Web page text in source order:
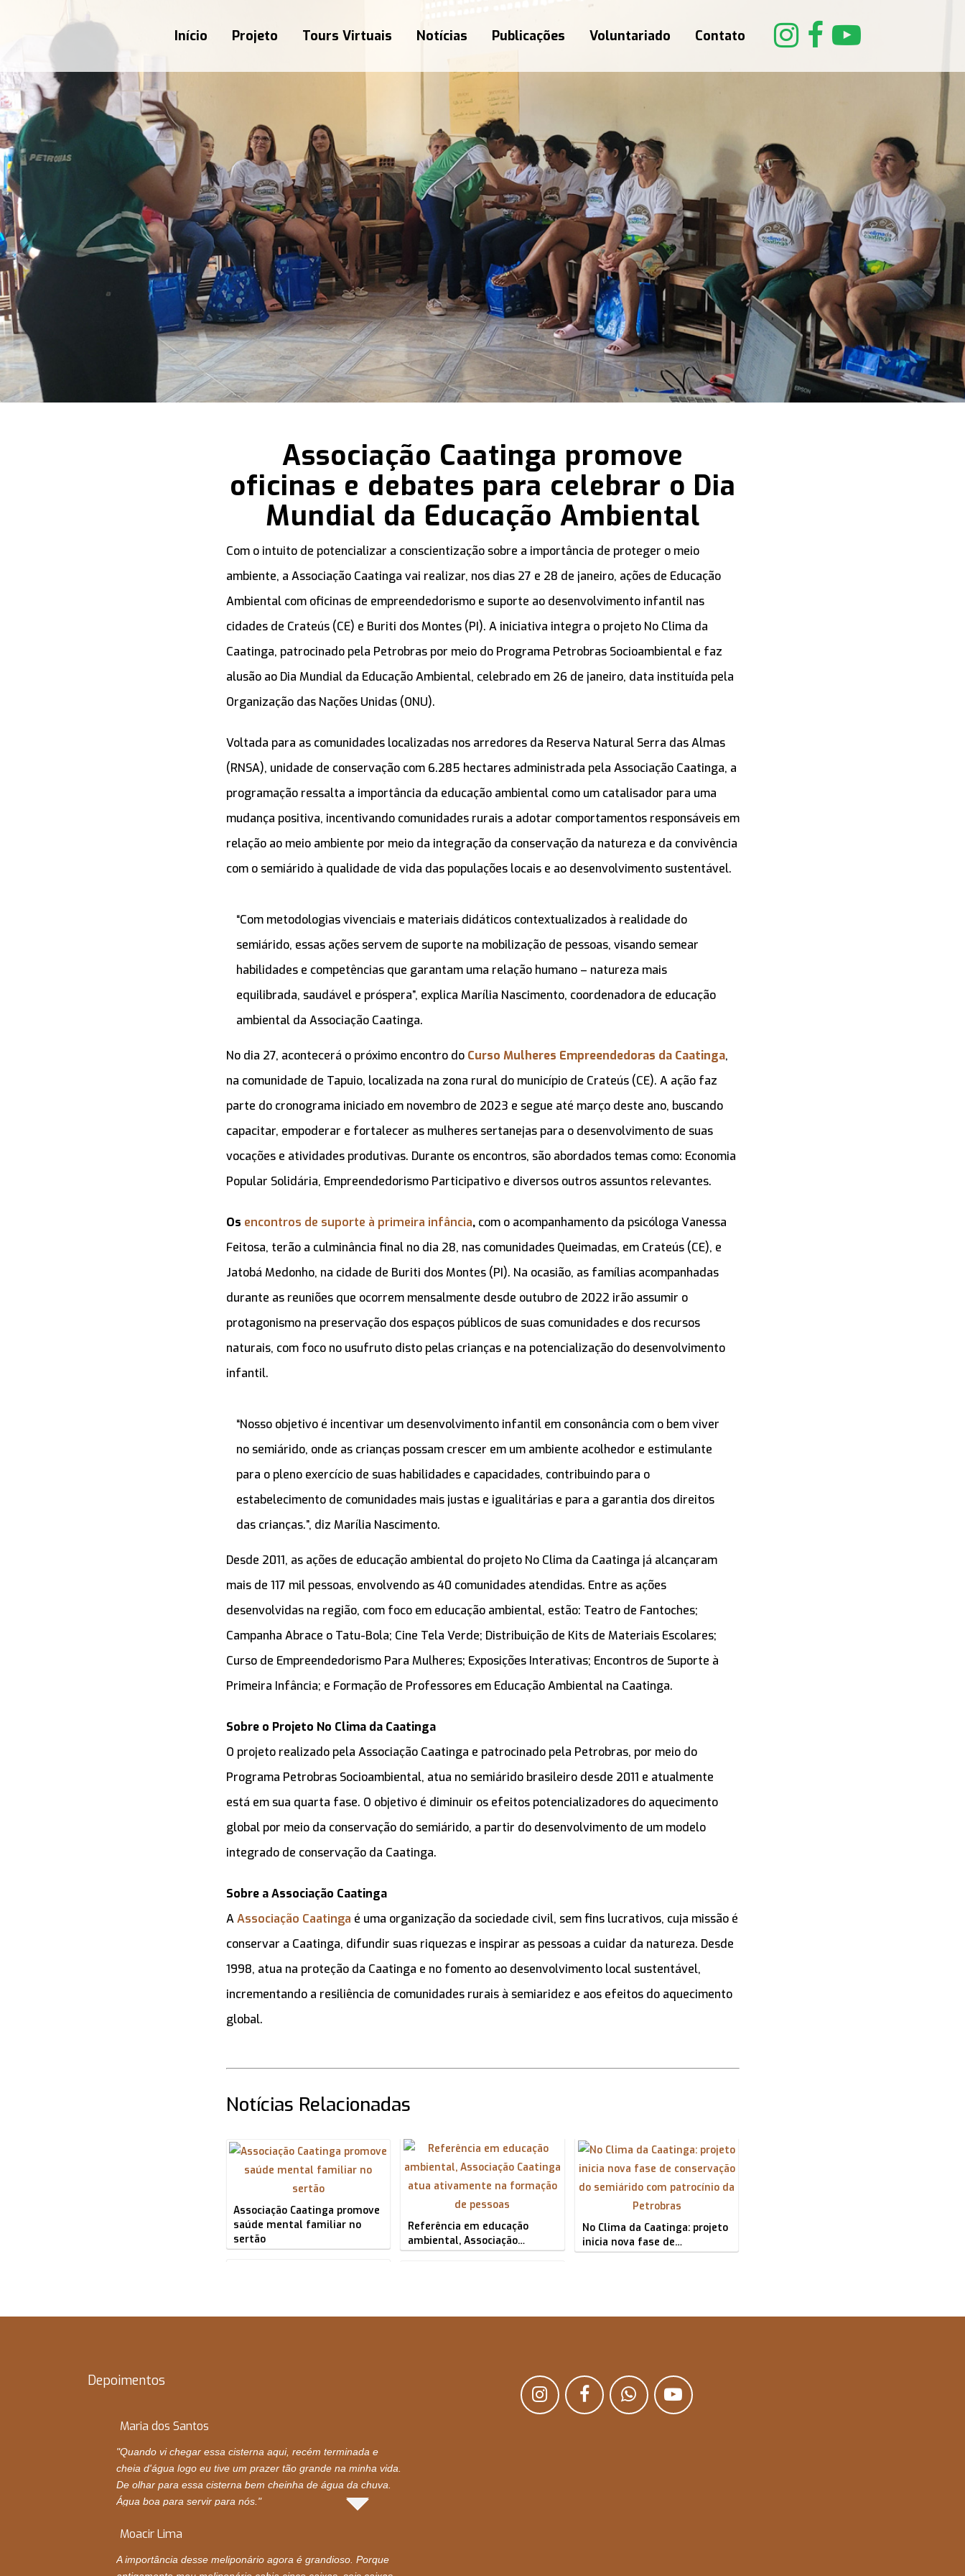
Início Projeto Tours Virtuais Notícias Publicações Voluntariado Contato
Associação Caatinga promove
oficinas e debates para celebrar o Dia
Mundial da Educação Ambiental
Com o intuito de potencializar a conscientização sobre a importância de proteger o meio
ambiente, a Associação Caatinga vai realizar, nos dias 27 e 28 de janeiro, ações de Educação
Ambiental com oficinas de empreendedorismo e suporte ao desenvolvimento infantil nas
cidades de Crateús (CE) e Buriti dos Montes (PI). A iniciativa integra o projeto No Clima da
Caatinga, patrocinado pela Petrobras por meio do Programa Petrobras Socioambiental e faz
alusão ao Dia Mundial da Educação Ambiental, celebrado em 26 de janeiro, data instituída pela
Organização das Nações Unidas (ONU).
Voltada para as comunidades localizadas nos arredores da Reserva Natural Serra das Almas
(RNSA), unidade de conservação com 6.285 hectares administrada pela Associação Caatinga, a
programação ressalta a importância da educação ambiental como um catalisador para uma
mudança positiva, incentivando comunidades rurais a adotar comportamentos responsáveis em
relação ao meio ambiente por meio da integração da conservação da natureza e da convivência
com o semiárido à qualidade de vida das populações locais e ao desenvolvimento sustentável.
“Com metodologias vivenciais e materiais didáticos contextualizados à realidade do
semiárido, essas ações servem de suporte na mobilização de pessoas, visando semear
habilidades e competências que garantam uma relação humano – natureza mais
equilibrada, saudável e próspera”, explica Marília Nascimento, coordenadora de educação
ambiental da Associação Caatinga.
No dia 27, acontecerá o próximo encontro do Curso Mulheres Empreendedoras da Caatinga,
na comunidade de Tapuio, localizada na zona rural do município de Crateús (CE). A ação faz
parte do cronograma iniciado em novembro de 2023 e segue até março deste ano, buscando
capacitar, empoderar e fortalecer as mulheres sertanejas para o desenvolvimento de suas
vocações e atividades produtivas. Durante os encontros, são abordados temas como: Economia
Popular Solidária, Empreendedorismo Participativo e diversos outros assuntos relevantes.
Os encontros de suporte à primeira infância,com o acompanhamento da psicóloga Vanessa
Feitosa, terão a culminância final no dia 28, nas comunidades Queimadas, em Crateús (CE), e
Jatobá Medonho, na cidade de Buriti dos Montes (PI). Na ocasião, as famílias acompanhadas
durante as reuniões que ocorrem mensalmente desde outubro de 2022 irão assumir o
protagonismo na preservação dos espaços públicos de suas comunidades e dos recursos
naturais, com foco no usufruto disto pelas crianças e na potencialização do desenvolvimento
infantil.
“Nosso objetivo é incentivar um desenvolvimento infantil em consonância com o bem viver
no semiárido, onde as crianças possam crescer em um ambiente acolhedor e estimulante
para o pleno exercício de suas habilidades e capacidades, contribuindo para o
estabelecimento de comunidades mais justas e igualitárias e para a garantia dos direitos
das crianças.”, diz Marília Nascimento.
Desde 2011, as ações de educação ambiental do projeto No Clima da Caatinga já alcançaram
mais de 117 mil pessoas, envolvendo as 40 comunidades atendidas. Entre as ações
desenvolvidas na região, com foco em educação ambiental, estão: Teatro de Fantoches;
Campanha Abrace o Tatu-Bola; Cine Tela Verde; Distribuição de Kits de Materiais Escolares;
Curso de Empreendedorismo Para Mulheres; Exposições Interativas; Encontros de Suporte à
Primeira Infância; e Formação de Professores em Educação Ambiental na Caatinga.
Sobre o Projeto No Clima da Caatinga
O projeto realizado pela Associação Caatinga e patrocinado pela Petrobras, por meio do
Programa Petrobras Socioambiental, atua no semiárido brasileiro desde 2011 e atualmente
está em sua quarta fase. O objetivo é diminuir os efeitos potencializadores do aquecimento
global por meio da conservação do semiárido, a partir do desenvolvimento de um modelo
integrado de conservação da Caatinga.
Sobre a Associação Caatinga
AAssociação Caatinga é uma organização da sociedade civil, sem fins lucrativos, cuja missão é
conservar a Caatinga, difundir suas riquezas e inspirar as pessoas a cuidar da natureza. Desde
1998, atua na proteção da Caatinga e no fomento ao desenvolvimento local sustentável,
incrementando a resiliência de comunidades rurais à semiaridez e aos efeitos do aquecimento
global.
Notícias Relacionadas
Associação Caatinga promove
saúde mental familiar no
sertão
Referência em educação
ambiental, Associação…
No Clima da Caatinga: projeto
inicia nova fase de…
Depoimentos
Maria dos Santos
"Quando vi chegar essa cisterna aqui, recém terminada e
cheia d'água logo eu tive um prazer tão grande na minha vida.
De olhar para essa cisterna bem cheinha de água da chuva.
Água boa para servir para nós."
Moacir Lima
A importância desse meliponário agora é grandioso. Porque